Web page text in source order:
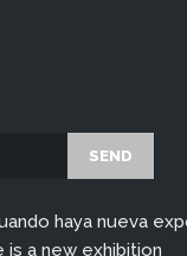
haya nueva
is a new exhibition